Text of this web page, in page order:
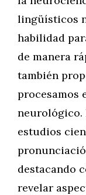
lingüísticos
habilidad
de manera
también
procesamos
neurológico.
estudios
destacando
revelar